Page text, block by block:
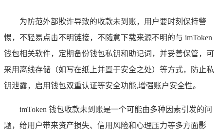
为防范外部欺诈导致的收款未到账，用户要时刻保持警
惕，不轻易点击不明链接，不随意下载来源不明的与 imToken
钱包相关软件，定期备份钱包私钥和助记词，并妥善保管，可
采用离线存储（如写在纸上并置于安全之处）等方式，防止私
钥泄露，启用钱包双重认证等安全功能,增强账户安全性。
imToken 钱包收款未到账是一个可能由多种因素引发的问
题，给用户带来资产损失、信用风险和心理压力等多方面影